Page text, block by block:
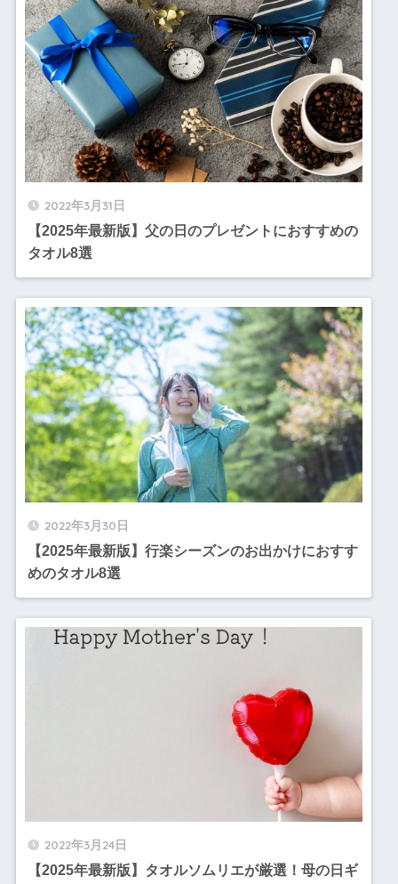
2022年3月31日
【2025年最新版】父の日のプレゼントにおすすめの
タオル8選
2022年3月30日
【2025年最新版】行楽シーズンのお出かけにおすす
めのタオル8選
2022年3月24日
【2025年最新版】タオルソムリエが厳選！母の日ギ